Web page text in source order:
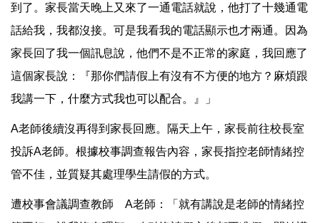
到了。家長當天晚上又來了一通電話就說，他打了十幾通電
話給我，我都沒接。可是我看我的電話顯示也才兩通。因為
家長回了我一個訊息說，他們不是不正常的家庭，我回應了
這個家長說：『那你們請假上有沒有不方便的地方？麻煩跟
我講一下，什麼方式我也可以配合。』」
A老師後續沒再得到家長回應。隔天上午，家長前往校長室
投訴A老師。根據校事調查報告內容，家長指控老師情緒控
管不佳，並質疑其處理學生請假的方式。
遭校事會議調查教師 A老師：「就有講說是老師的情緒控